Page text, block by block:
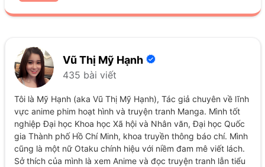
Vũ Thị Mỹ Hạnh
435 bài viết
Tôi là Mỹ Hạnh (aka Vũ Thị Mỹ Hạnh), Tác giả chuyên về lĩnh
vực anime phim hoạt hình và truyện tranh Manga. Mình tốt
nghiệp Đại học Khoa học Xã hội và Nhân văn, Đại học Quốc
gia Thành phố Hồ Chí Minh, khoa truyền thông báo chí. Mình
cũng là một nữ Otaku chính hiệu với niềm đam mê viết lách.
Sở thích của mình là xem Anime và đọc truyện tranh lẫn tiểu